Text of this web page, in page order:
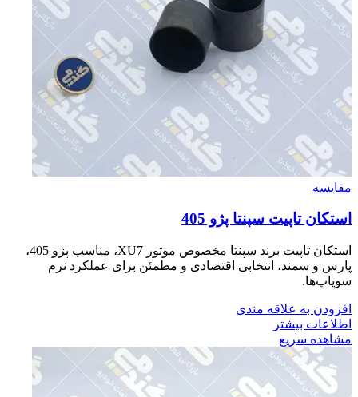
مقایسه
استكان تاپيت سپنتا پژو 405
استکان تاپیت برند سپنتا مخصوص موتور XU7، مناسب پژو 405،
پارس و سمند، انتخابی اقتصادی و مطمئن برای عملکرد نرم
سوپاپ‌ها.
افزودن به علاقه مندی
اطلاعات بیشتر
مشاهده سریع